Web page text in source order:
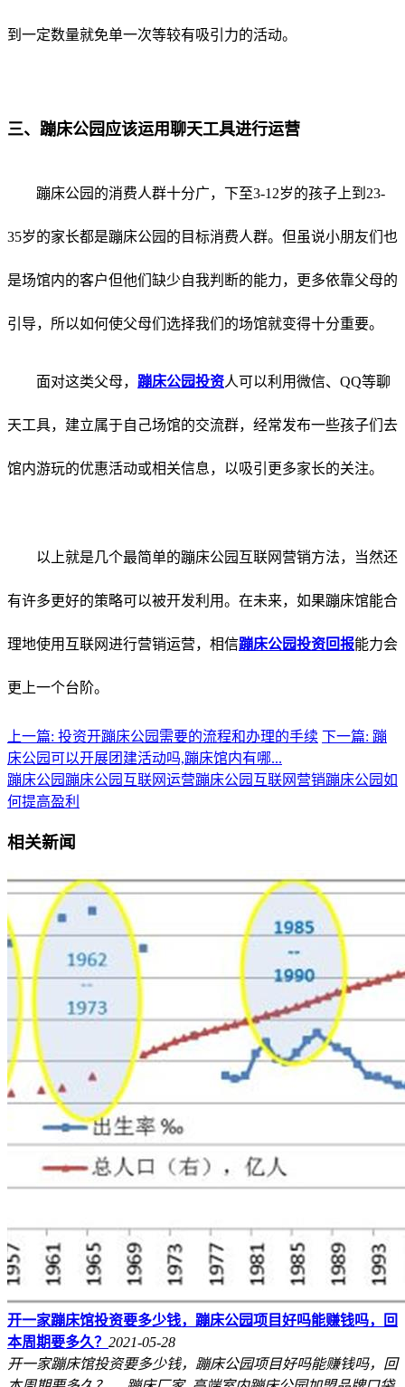
到一定数量就免单一次等较有吸引力的活动。
三、蹦床公园应该运用聊天工具进行运营
蹦床公园的消费人群十分广，下至3-12岁的孩子上到23-
35岁的家长都是蹦床公园的目标消费人群。但虽说小朋友们也
是场馆内的客户但他们缺少自我判断的能力，更多依靠父母的
引导，所以如何使父母们选择我们的场馆就变得十分重要。
面对这类父母， 蹦床公园投资人可以利用微信、 QQ等聊
天工具，建立属于自己场馆的交流群，经常发布一些孩子们去
馆内游玩的优惠活动或相关信息，以吸引更多家长的关注。
以上就是几个最简单的蹦床公园互联网营销方法，当然还
有许多更好的策略可以被开发利用。在未来，如果蹦床馆能合
理地使用互联网进行营销运营，相信蹦床公园投资回报能力会
更上一个台阶。
上一篇: 投资开蹦床公园需要的流程和办理的手续 下一篇: 蹦
床公园可以开展团建活动吗,蹦床馆内有哪...
蹦床公园 蹦床公园互联网运营蹦床公园互联网营销蹦床公园如
何提高盈利
相关新闻
开一家蹦床馆投资要多少钱，蹦床公园项目好吗能赚钱吗，回
本周期要多久？ 2021-05-28
开一家蹦床馆投资要多少钱，蹦床公园项目好吗能赚钱吗，回